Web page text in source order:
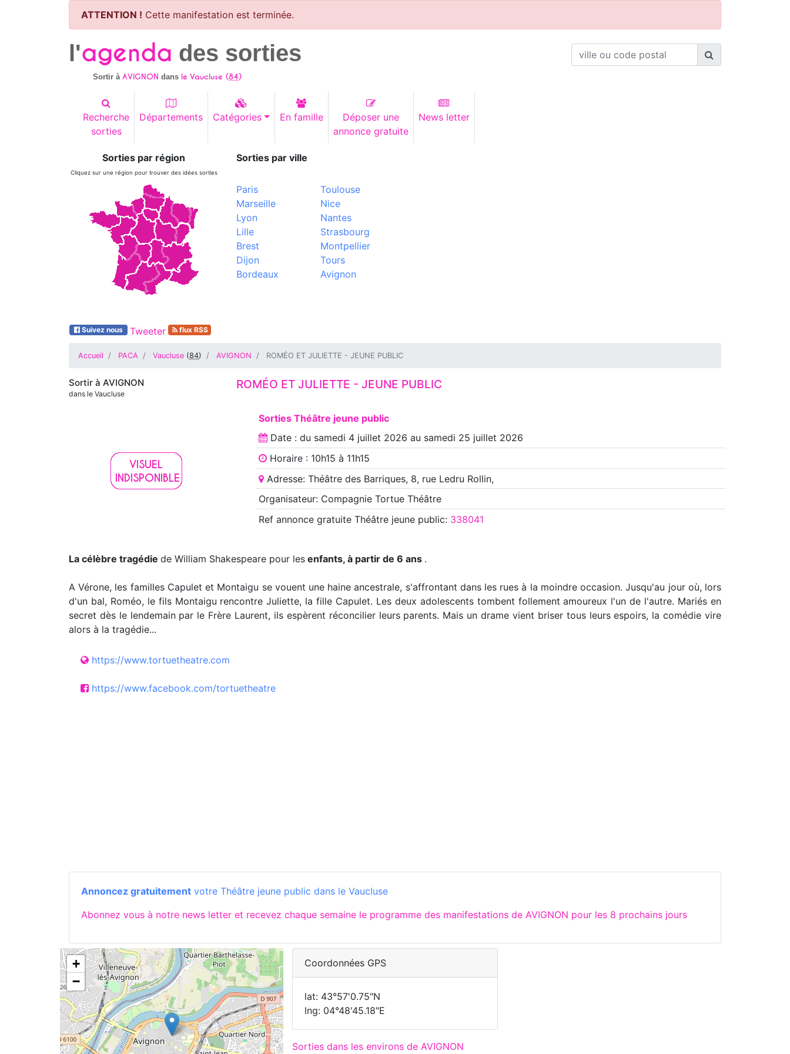
ATTENTION ! Cette manifestation est terminée.
l'agenda des sorties
Sortir àAVIGNON dans le Vaucluse (84)
Recherche
sorties
Départements Catégories En famille
Déposer une
annonce gratuite
News letter
Sorties par région
Cliquez sur une région pour trouver des idées sorties
Sorties par ville
Paris
Marseille
Lyon
Lille
Brest
Dijon
Bordeaux
Toulouse
Nice
Nantes
Strasbourg
Montpellier
Tours
Avignon
Suivez nous Tweeter flux RSS
Accueil PACA Vaucluse (84) AVIGNON ROMÉO ET JULIETTE - JEUNE PUBLIC
Sortir à AVIGNON
dans le Vaucluse
ROMÉO ET JULIETTE - JEUNE PUBLIC
Sorties Théâtre jeune public
Date : du samedi 4 juillet 2026 au samedi 25 juillet 2026
Horaire : 10h15 à 11h15
Adresse: Théâtre des Barriques, 8, rue Ledru Rollin,
Organisateur: Compagnie Tortue Théâtre
Ref annoncegratuite Théâtre jeune public: 338041
La célèbre tragédie de William Shakespeare pour les enfants, à partir de 6 ans .
A Vérone, les familles Capulet et Montaigu se vouent une haine ancestrale, s'affrontant dans les rues à la moindre occasion. Jusqu'au jour où, lors
d'un bal, Roméo, le fils Montaigu rencontre Juliette, la fille Capulet. Les deux adolescents tombent follement amoureux l'un de l'autre. Mariés en
secret dès le lendemain par le Frère Laurent, ils espèrent réconcilier leurs parents. Mais un drame vient briser tous leurs espoirs, la comédie vire
alors à la tragédie...
https://www.tortuetheatre.com
https://www.facebook.com/tortuetheatre
Annoncez gratuitement votre Théâtre jeune public dans le Vaucluse
Abonnez vous à notre news letter et recevez chaque semaine le programme des manifestations de AVIGNON pour les 8 prochains jours
+
−
Coordonnées GPS
lat: 43°57'0.75"N
lng: 04°48'45.18"E
Sorties dans les environs de AVIGNON